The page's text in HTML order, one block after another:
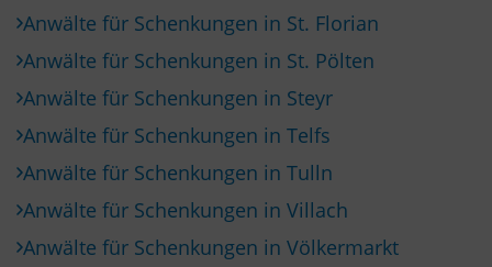
Anwälte für Schenkungen in St. Florian
Anwälte für Schenkungen in St. Pölten
Anwälte für Schenkungen in Steyr
Anwälte für Schenkungen in Telfs
Anwälte für Schenkungen in Tulln
Anwälte für Schenkungen in Villach
Anwälte für Schenkungen in Völkermarkt